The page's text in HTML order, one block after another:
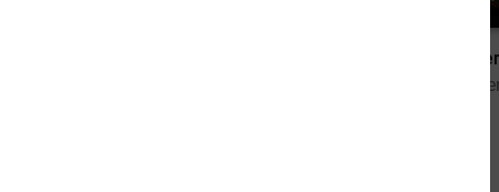
von Inka